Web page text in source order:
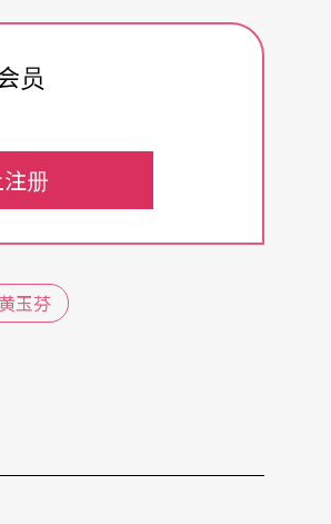
表演，使观众一会像是个理
过成长之路。
员
册
黄玉芬